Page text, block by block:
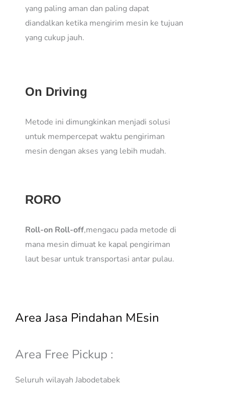
yang paling aman dan paling dapat
diandalkan ketika mengirim mesin ke tujuan
yang cukup jauh.
On Driving
Metode ini dimungkinkan menjadi solusi
untuk mempercepat waktu pengiriman
mesin dengan akses yang lebih mudah.
RORO
Roll-on Roll-off,mengacu pada metode di
mana mesin dimuat ke kapal pengiriman
laut besar untuk transportasi antar pulau.
Area Jasa Pindahan MEsin
Area Free Pickup :
Seluruh wilayah Jabodetabek